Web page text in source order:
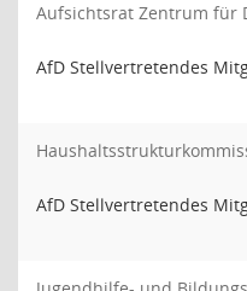
Aufsichtsrat Zentrum für
AfD Stellvertretendes
AfD Stellvertretendes